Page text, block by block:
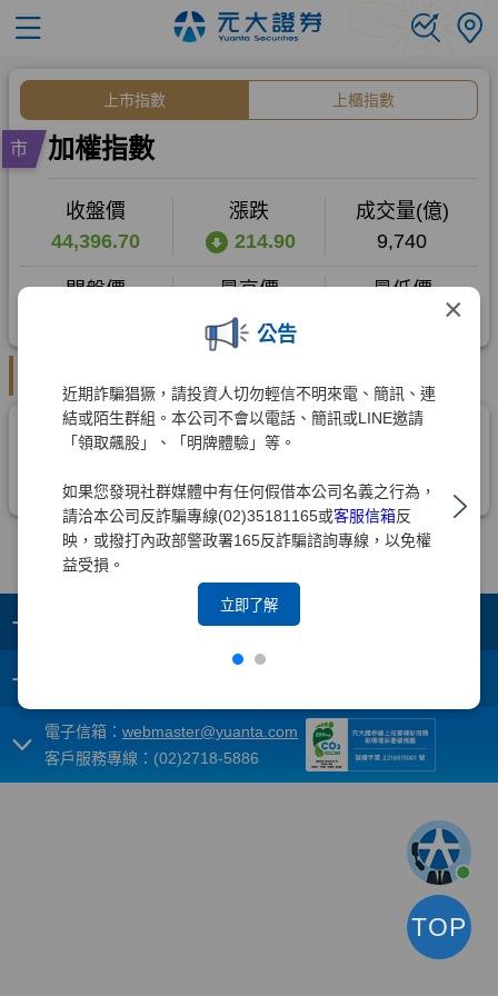
×
公告
近期詐騙猖獗，請投資人切勿輕信不明來電、簡訊、連
結或陌生群組。本公司不會以電話、簡訊或LINE邀請
「領取飆股」、「明牌體驗」等。
如果您發現社群媒體中有任何假借本公司名義之行為，
請洽本公司反詐騙專線(02)35181165或客服信箱反
映，或撥打內政部警政署165反詐騙諮詢專線，以免權
益受損。
立即了解
+
+
電子信箱： webmaster@yuanta.com
客戶服務專線：(02)2718-5886
TOP